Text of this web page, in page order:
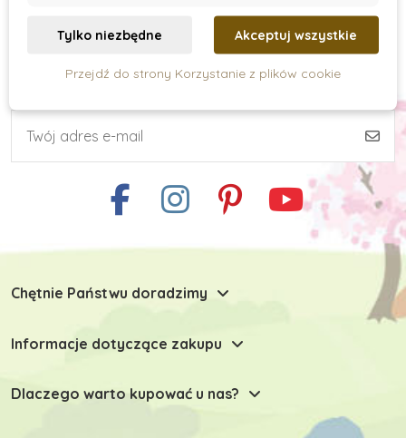
Gry i łamigłówki
Zabawki typu Montessori
Zabawki do 6 miesiąca
Subskrypcja newslettera
Chętnie Państwu doradzimy
Informacje dotyczące zakupu
Dlaczego warto kupować u nas?
Tylko niezbędne Akceptuj wszystkie
Przejdź do strony Korzystanie z plików cookie